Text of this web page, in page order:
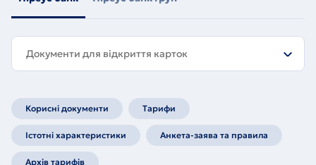
Документи для відкриття карток
Корисні документи Тарифи
Істотні характеристики Анкета-заява та правила
Архів тарифів